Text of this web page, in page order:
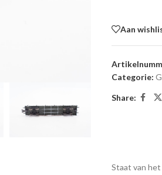
Aan
Categorie:
Share:
Staat van